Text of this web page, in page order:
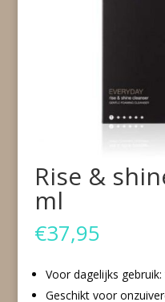
Rise &
ml
€37,95
Voor dagelijks gebruik:
Geschikt voor